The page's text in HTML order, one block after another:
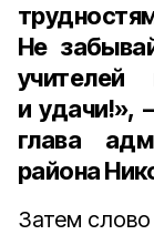
Не
и удачи!»,
глава
района
Затем слово